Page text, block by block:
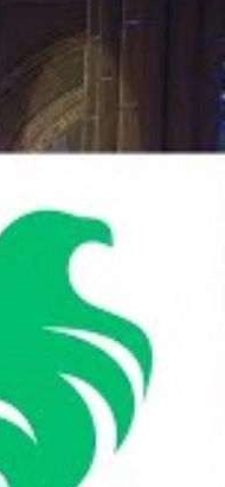
의 빅매치 Falcons vs
력 비교, 맵 풀, 변수, CS2
제작: